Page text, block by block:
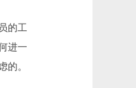
的工
进一
的。